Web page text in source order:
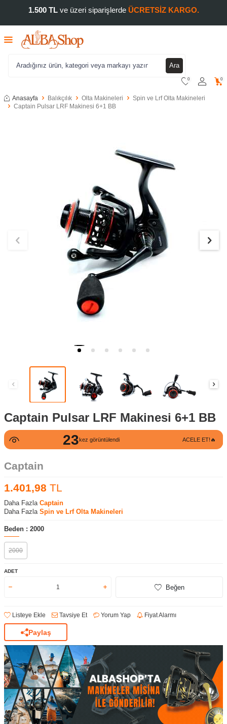
1.500 TLve üzeri siparişlerde ÜCRETSİZ KARGO.
Ara
0 0
Anasayfa Balıkçılık Olta Makineleri
Spin ve Lrf Olta Makineleri
Captain Pulsar LRF Makinesi 6+1 BB
Captain Pulsar LRF Makinesi 6+1 BB
23kez görüntülendi ACELE ET!🔥
Captain
1.401,98 TL
Daha Fazla Captain
Daha Fazla Spin ve Lrf Olta Makineleri
Beden : 2000
2000
ADET
Beğen
Listeye Ekle Tavsiye Et Yorum Yap Fiyat Alarmı
Paylaş